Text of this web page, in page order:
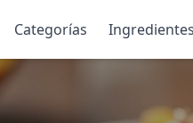
Categorías Ingredientes